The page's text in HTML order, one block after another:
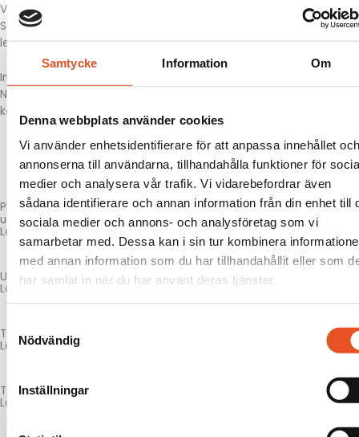
Samtycke Information Om
Denna webbplats använder cookies
Vi använder enhetsidentifierare för att anpassa innehållet och
annonserna till användarna, tillhandahålla funktioner för
medier och analysera vår trafik. Vi vidarebefordrar även
sådana identifierare och annan information från din enhet till
sociala medier och annons- och analysföretag som vi
samarbetar med. Dessa kan i sin tur kombinera
med annan information som du har tillhandahållit eller som
har samlat in när du har använt deras tjänster.
Nödvändig
Inställningar
Vi har ett stort varulager av plåt, stångmaterial och rör i såväl
S355-kvalitet som rostfritt, vilket medför att vi kan erbjuda korta
ledtider.
Infrastruktur
Närheten till järnväg och två Europavägar, E4 och E10, gör att vi
kan erbjuda snabba och säkra leveranser till kunder.
Kontakta oss
Produktions
utrustning
Läs mer här!
Underhåll & reparation
Läs mer här!
Teknik & konstruktion
Läs mer här!
Tillverkning
Läs mer här!